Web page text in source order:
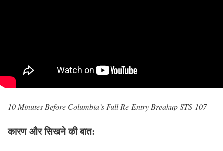
10 Minutes Before Columbia’s Full Re-Entry Breakup STS-107
कारण और सिखने की बात: